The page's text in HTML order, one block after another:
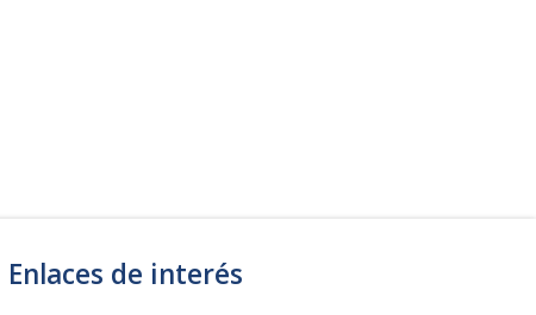
Enlaces de interés